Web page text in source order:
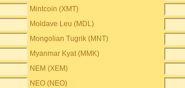
Mintcoin (XMT)
Moldave Leu (MDL)
Mongolian Tugrik (MNT)
Myanmar Kyat (MMK)
NEM (XEM)
NEO (NEO)